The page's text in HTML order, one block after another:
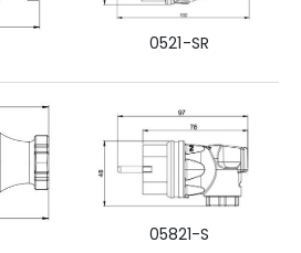
0521-SR
05821-S